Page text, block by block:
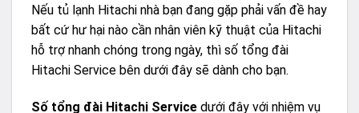
Nếu tủ lạnh Hitachi nhà bạn đang gặp phải vấn đề hay
bất cứ hư hại nào cần nhân viên kỹ thuật của Hitachi
hỗ trợ nhanh chóng trong ngày, thì số tổng đài
Hitachi Service bên dưới đây sẽ dành cho bạn.
Số tổng đài Hitachi Service dưới đây với nhiệm vụ